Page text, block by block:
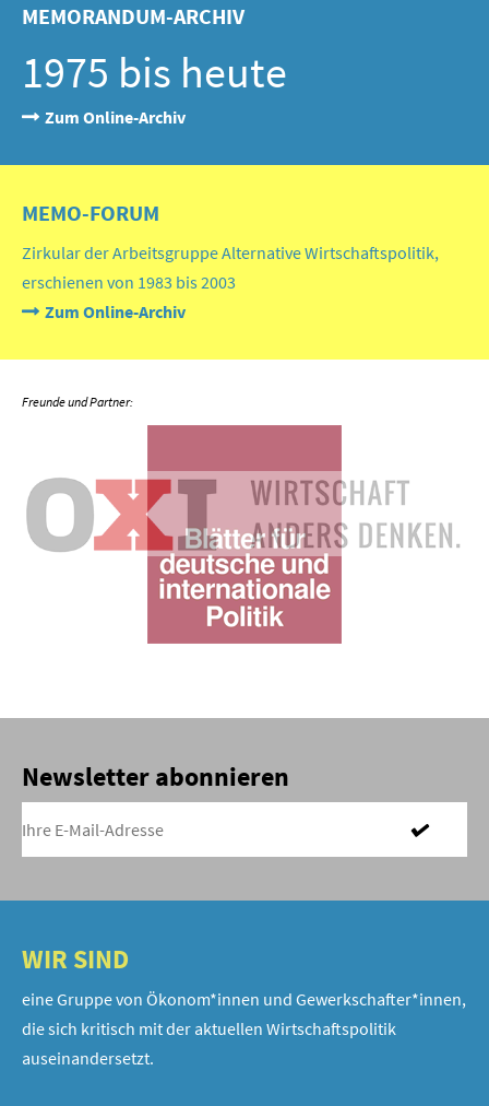
MEMORANDUM-ARCHIV
1975 bis heute
Zum Online-Archiv
MEMO-FORUM
Zirkular der Arbeitsgruppe Alternative Wirtschaftspolitik,
erschienen von 1983 bis 2003
Zum Online-Archiv
Newsletter abonnieren
WIR SIND
eine Gruppe von Ökonom*innen und Gewerkschafter*innen,
die sich kritisch mit der aktuellen Wirtschaftspolitik
auseinandersetzt.